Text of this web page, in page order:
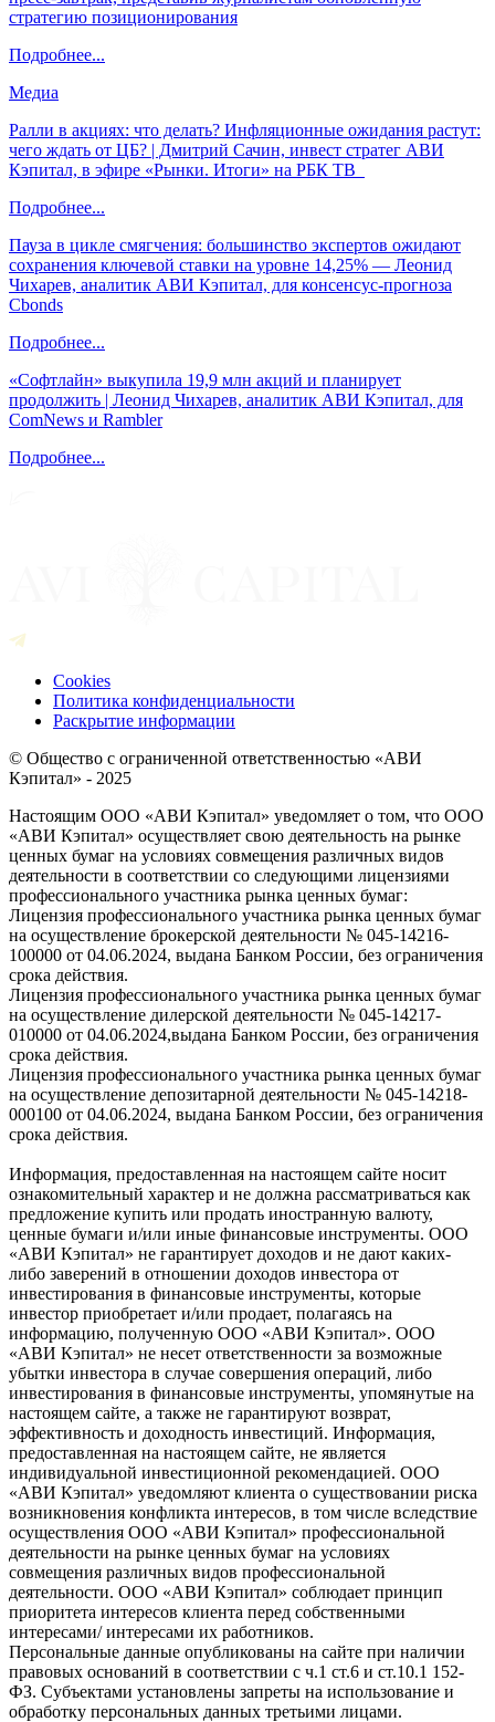
стратегию позиционирования
Подробнее...
Медиа
Ралли в акциях: что делать? Инфляционные ожидания растут:
чего ждать от ЦБ? | Дмитрий Сачин, инвест стратег АВИ
Кэпитал, в эфире «Рынки. Итоги» на РБК ТВ
Подробнее...
Пауза в цикле смягчения: большинство экспертов ожидают
сохранения ключевой ставки на уровне 14,25% — Леонид
Чихарев, аналитик АВИ Кэпитал, для консенсус-прогноза
Cbonds
Подробнее...
«Софтлайн» выкупила 19,9 млн акций и планирует
продолжить | Леонид Чихарев, аналитик АВИ Кэпитал, для
ComNews и Rambler
Подробнее...
Cookies
Политика конфиденциальности
Раскрытие информации
© Общество с ограниченной ответственностью «АВИ
Кэпитал» - 2025
Настоящим ООО «АВИ Кэпитал» уведомляет о том, что ООО
«АВИ Кэпитал» осуществляет свою деятельность на рынке
ценных бумаг на условиях совмещения различных видов
деятельности в соответствии со следующими лицензиями
профессионального участника рынка ценных бумаг:
Лицензия профессионального участника рынка ценных бумаг
на осуществление брокерской деятельности № 045-14216-
100000 от 04.06.2024, выдана Банком России, без ограничения
срока действия.
Лицензия профессионального участника рынка ценных бумаг
на осуществление дилерской деятельности № 045-14217-
010000 от 04.06.2024,выдана Банком России, без ограничения
срока действия.
Лицензия профессионального участника рынка ценных бумаг
на осуществление депозитарной деятельности № 045-14218-
000100 от 04.06.2024, выдана Банком России, без ограничения
срока действия.
Информация, предоставленная на настоящем сайте носит
ознакомительный характер и не должна рассматриваться как
предложение купить или продать иностранную валюту,
ценные бумаги и/или иные финансовые инструменты. ООО
«АВИ Кэпитал» не гарантирует доходов и не дают каких-
либо заверений в отношении доходов инвестора от
инвестирования в финансовые инструменты, которые
инвестор приобретает и/или продает, полагаясь на
информацию, полученную ООО «АВИ Кэпитал». ООО
«АВИ Кэпитал» не несет ответственности за возможные
убытки инвестора в случае совершения операций, либо
инвестирования в финансовые инструменты, упомянутые на
настоящем сайте, а также не гарантируют возврат,
эффективность и доходность инвестиций. Информация,
предоставленная на настоящем сайте, не является
индивидуальной инвестиционной рекомендацией. ООО
«АВИ Кэпитал» уведомляют клиента о существовании риска
возникновения конфликта интересов, в том числе вследствие
осуществления ООО «АВИ Кэпитал» профессиональной
деятельности на рынке ценных бумаг на условиях
совмещения различных видов профессиональной
деятельности. ООО «АВИ Кэпитал» соблюдает принцип
приоритета интересов клиента перед собственными
интересами/ интересами их работников.
Персональные данные опубликованы на сайте при наличии
правовых оснований в соответствии с ч.1 ст.6 и ст.10.1 152-
ФЗ. Субъектами установлены запреты на использование и
обработку персональных данных третьими лицами.